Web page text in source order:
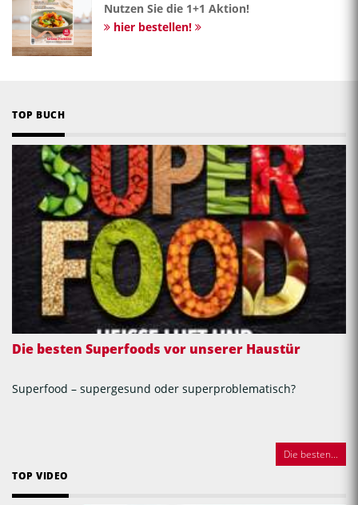
Nutzen Sie die 1+1 Aktion!
hier bestellen!
TOP BUCH
Die besten Superfoods vor unserer Haustür
Superfood – supergesund oder superproblematisch?
Die besten...
TOP VIDEO